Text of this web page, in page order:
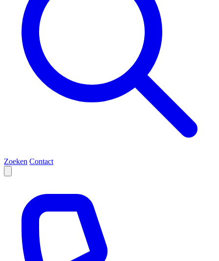
Zoeken Contact